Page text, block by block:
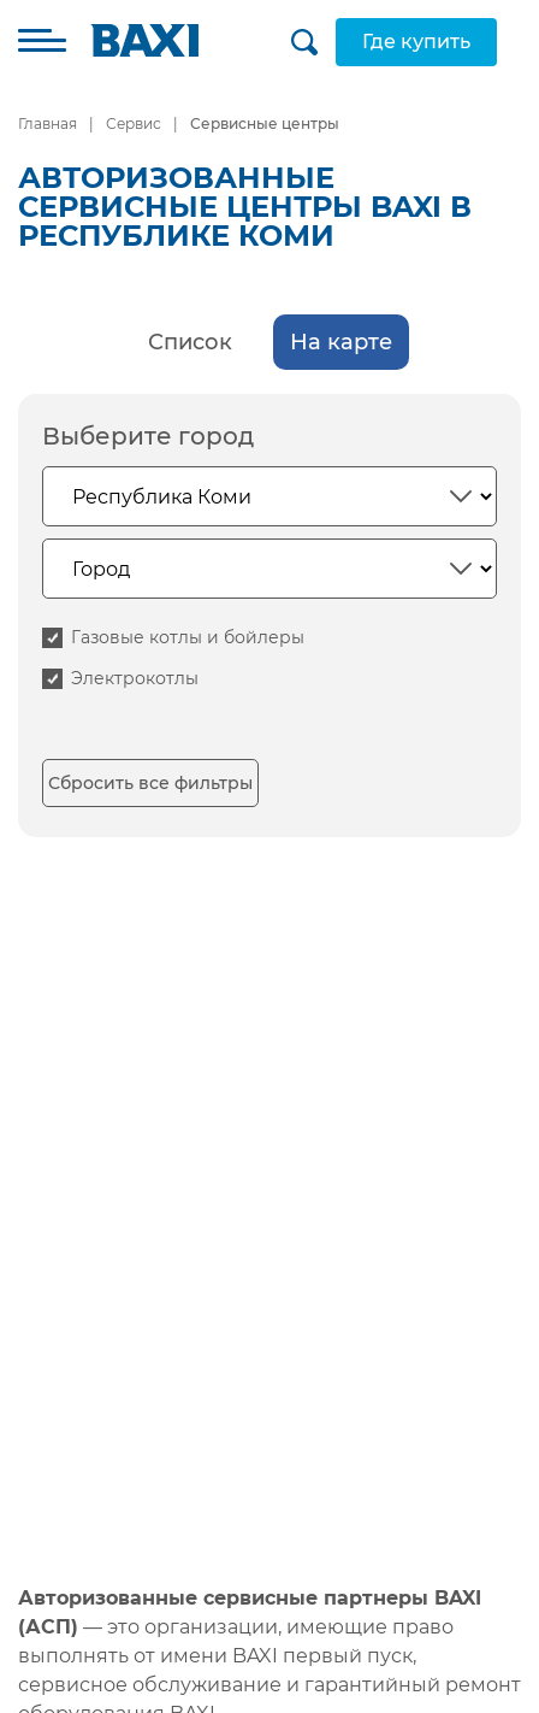
Где купить
Главная Сервис Сервисные центры
АВТОРИЗОВАННЫЕ
СЕРВИСНЫЕ ЦЕНТРЫ BAXI В
РЕСПУБЛИКЕ КОМИ
Список На карте
Выберите город
Газовые котлы и бойлеры
Электрокотлы
Сбросить все фильтры
Авторизованные сервисные партнеры BAXI
(АСП) — это организации, имеющие право
выполнять от имени BAXI первый пуск,
сервисное обслуживание и гарантийный ремонт